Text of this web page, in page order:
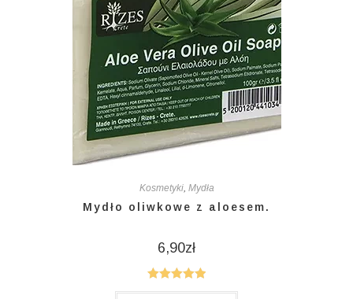
Kosmetyki, Mydła
Mydło oliwkowe z aloesem.
6,90zł
Oceniono